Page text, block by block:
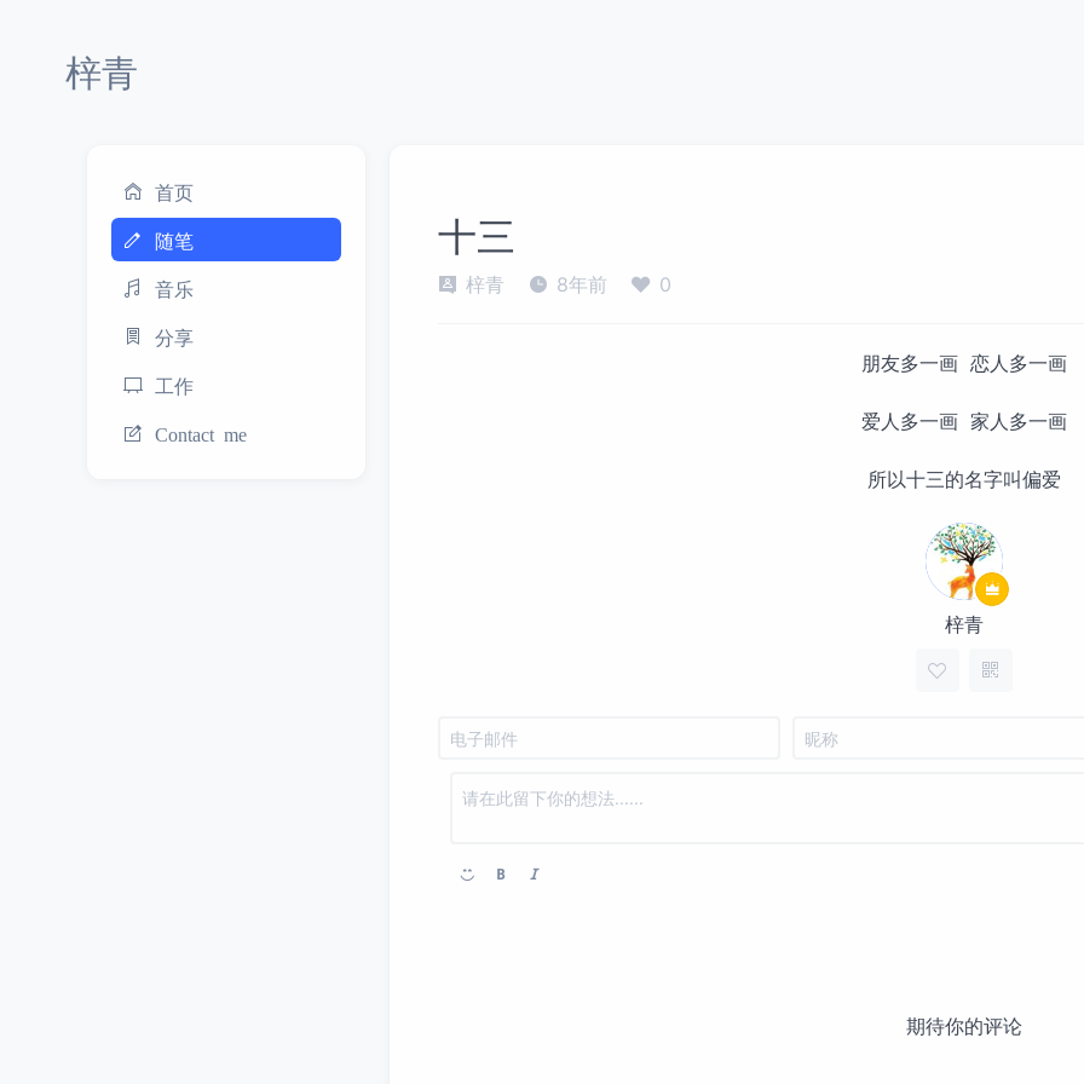
梓青
首页
随笔
音乐
分享
工作
Contact me
十三
梓青 8年前 0
朋友多一画 恋人多一画
爱人多一画 家人多一画
所以十三的名字叫偏爱
梓青
期待你的评论